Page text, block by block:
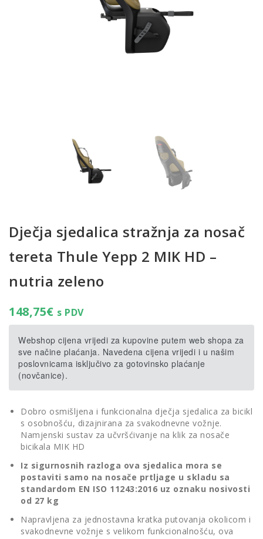
Dječja sjedalica stražnja za nosač
tereta Thule Yepp 2 MIK HD –
nutria zeleno
148,75€ s PDV
Webshop cijena vrijedi za kupovine putem web shopa za
sve načine plaćanja. Navedena cijena vrijedi i u našim
poslovnicama isključivo za gotovinsko plaćanje
(novčanice).
Dobro osmišljena i funkcionalna dječja sjedalica za bicikl
s osobnošću, dizajnirana za svakodnevne vožnje.
Namjenski sustav za učvršćivanje na klik za nosače
bicikala MIK HD
Iz sigurnosnih razloga ova sjedalica mora se
postaviti samo na nosače prtljage u skladu sa
standardom EN ISO 11243:2016 uz oznaku nosivosti
od 27 kg
Napravljena za jednostavna kratka putovanja okolicom i
svakodnevne vožnje s velikom funkcionalnošću, ova